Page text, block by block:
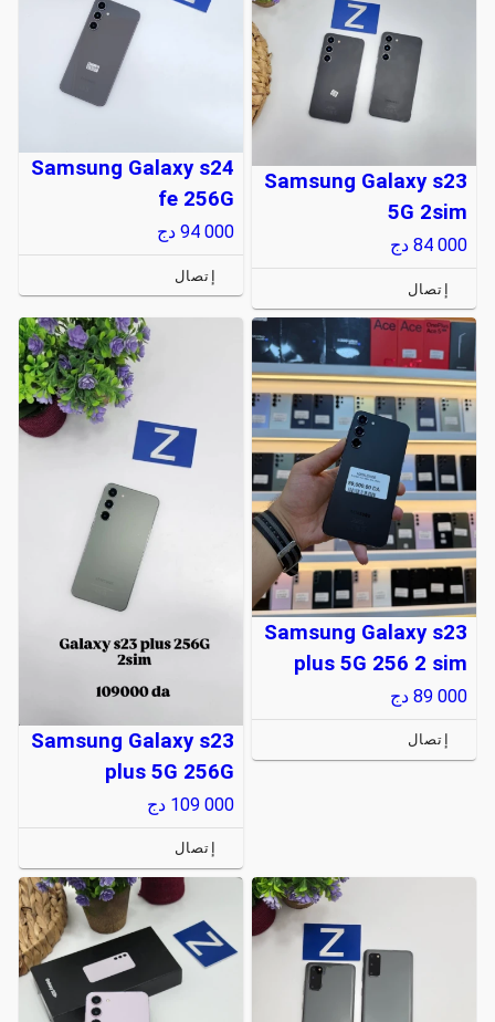
Samsung Galaxy s23
5G 2sim
84 000 دج
إتصال
Samsung Galaxy s24
fe 256G
94 000 دج
إتصال
Samsung Galaxy s23
plus 5G 256 2 sim
89 000 دج
إتصال
Samsung Galaxy s23
plus 5G 256G
109 000 دج
إتصال